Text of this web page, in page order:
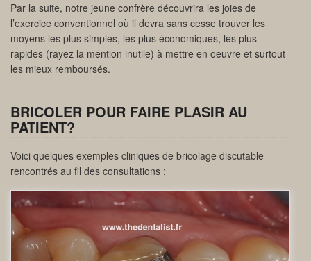
Par la suite, notre jeune confrère découvrira les joies de
l’exercice conventionnel où il devra sans cesse trouver les
moyens les plus simples, les plus économiques, les plus
rapides (rayez la mention inutile) à mettre en oeuvre et surtout
les mieux remboursés.
BRICOLER POUR FAIRE PLASIR AU
PATIENT?
Voici quelques exemples cliniques de bricolage discutable
rencontrés au fil des consultations :